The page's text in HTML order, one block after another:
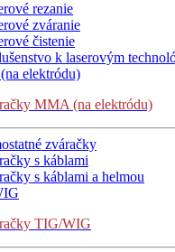
rezanie
zváranie
čistenie
k laserovým
elektródu)
MMA (na elektródu)
zváračky
s káblami
s káblami a helmou
TIG/WIG